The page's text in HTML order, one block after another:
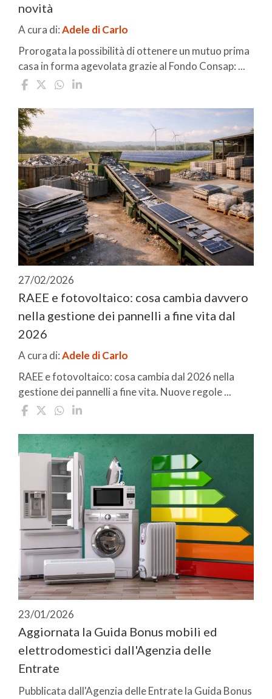
novità
A cura di:Adele di Carlo
Prorogata la possibilità di ottenere un mutuo prima
casa in forma agevolata grazie al Fondo Consap: ...
27/02/2026
RAEE e fotovoltaico: cosa cambia davvero
nella gestione dei pannelli a fine vita dal
2026
A cura di:Adele di Carlo
RAEE e fotovoltaico: cosa cambia dal 2026 nella
gestione dei pannelli a fine vita. Nuove regole ...
23/01/2026
Aggiornata la Guida Bonus mobili ed
elettrodomestici dall'Agenzia delle
Entrate
Pubblicata dall'Agenzia delle Entrate la Guida Bonus